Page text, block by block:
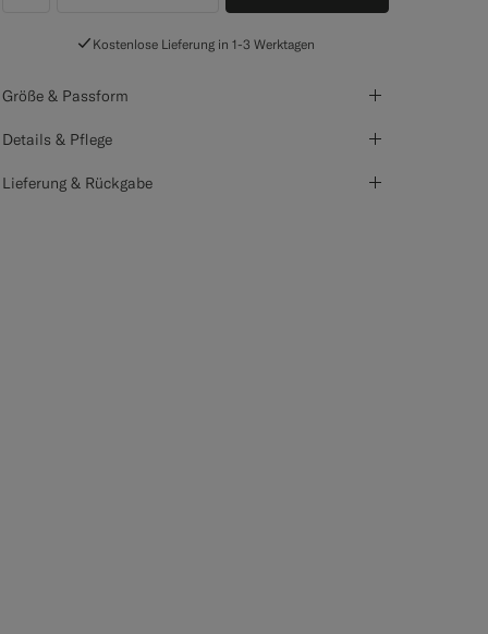
Kostenlose Lieferung in 1-3 Werktagen
Größe & Passform
Details & Pflege
Lieferung & Rückgabe